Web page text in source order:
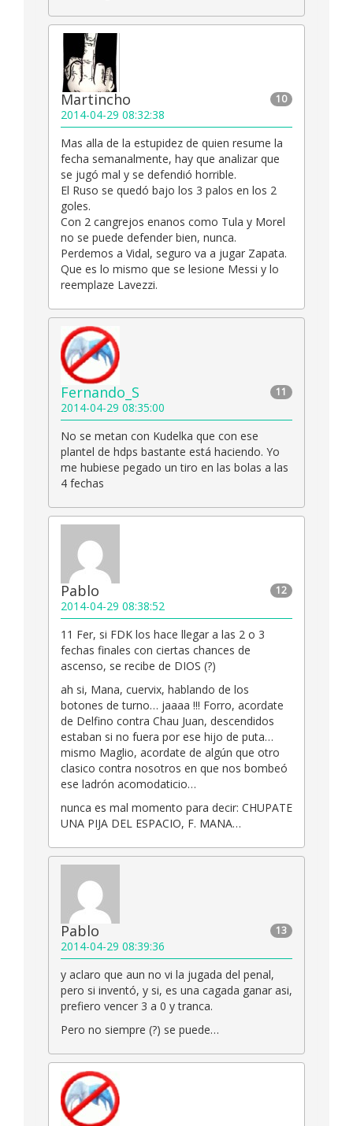
10
Martincho
2014-04-29 08:32:38
Mas alla de la estupidez de quien resume la
fecha semanalmente, hay que analizar que
se jugó mal y se defendió horrible.
El Ruso se quedó bajo los 3 palos en los 2
goles.
Con 2 cangrejos enanos como Tula y Morel
no se puede defender bien, nunca.
Perdemos a Vidal, seguro va a jugar Zapata.
Que es lo mismo que se lesione Messi y lo
reemplaze Lavezzi.
11
Fernando_S
2014-04-29 08:35:00
No se metan con Kudelka que con ese
plantel de hdps bastante está haciendo. Yo
me hubiese pegado un tiro en las bolas a las
4 fechas
12
Pablo
2014-04-29 08:38:52
11 Fer, si FDK los hace llegar a las 2 o 3
fechas finales con ciertas chances de
ascenso, se recibe de DIOS (?)
ah si, Mana, cuervix, hablando de los
botones de turno… jaaaa !!! Forro, acordate
de Delfino contra Chau Juan, descendidos
estaban si no fuera por ese hijo de puta…
mismo Maglio, acordate de algún que otro
clasico contra nosotros en que nos bombeó
ese ladrón acomodaticio…
nunca es mal momento para decir: CHUPATE
UNA PIJA DEL ESPACIO, F. MANA…
13
Pablo
2014-04-29 08:39:36
y aclaro que aun no vi la jugada del penal,
pero si inventó, y si, es una cagada ganar asi,
prefiero vencer 3 a 0 y tranca.
Pero no siempre (?) se puede…